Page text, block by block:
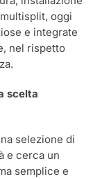
oggi
e integrate
nel rispetto
scelta
selezione di
e cerca un
semplice e